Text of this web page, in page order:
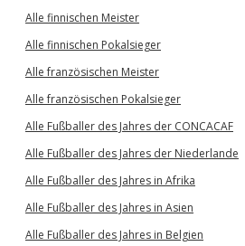
Alle finnischen Meister
Alle finnischen Pokalsieger
Alle französischen Meister
Alle französischen Pokalsieger
Alle Fußballer des Jahres der CONCACAF
Alle Fußballer des Jahres der Niederlande
Alle Fußballer des Jahres in Afrika
Alle Fußballer des Jahres in Asien
Alle Fußballer des Jahres in Belgien